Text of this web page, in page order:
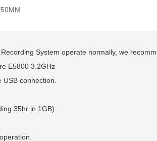
System operate normally, we
E5800 3.2GHz
connection.
35hr in 1GB)